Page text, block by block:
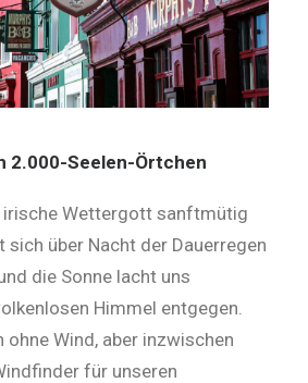
2.000-Seelen-Örtchen
irische Wettergott sanftmütig
sich über Nacht der Dauerregen
die Sonne lacht uns
Himmel entgegen.
Wind, aber inzwischen
für unseren